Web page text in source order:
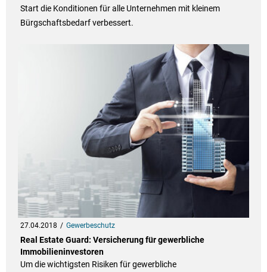
Start die Konditionen für alle Unternehmen mit kleinem
Bürgschaftsbedarf verbessert.
27.04.2018 Gewerbeschutz
Real Estate Guard: Versicherung für gewerbliche
Immobilieninvestoren
Um die wichtigsten Risiken für gewerbliche